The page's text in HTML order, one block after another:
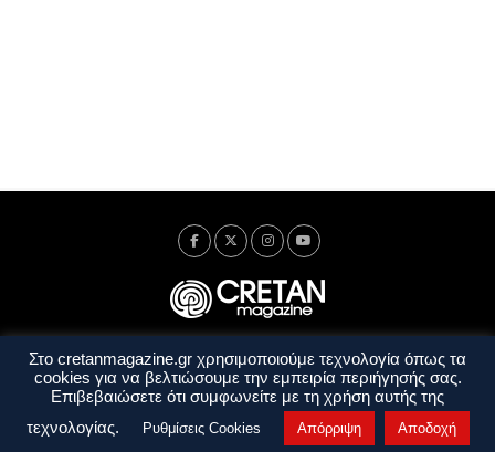
Ταυτότητα Πολιτική Απορρήτου
Όροι Χρήσης
Όροι και Προϋποθέσεις
Στο cretanmagazine.gr χρησιμοποιούμε τεχνολογία όπως τα
cookies για να βελτιώσουμε την εμπειρία περιήγησής σας.
Επιβεβαιώσετε ότι συμφωνείτε με τη χρήση αυτής της
τεχνολογίας.
Ρυθμίσεις Cookies Απόρριψη Αποδοχή